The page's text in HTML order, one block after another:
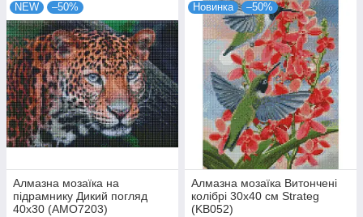
NEW –50%
Алмазна мозаїка на
підрамнику Дикий погляд
40х30 (AMO7203)
Новинка –50%
Алмазна мозаїка Витончені
колібрі 30х40 см Strateg
(KB052)